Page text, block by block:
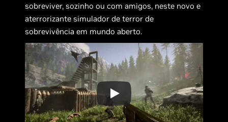
sobreviver, sozinho ou com amigos, neste novo e
aterrorizante simulador de terror de
sobrevivência em mundo aberto.